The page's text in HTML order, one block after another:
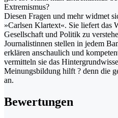
Extremismus?
Diesen Fragen und mehr widmet
»Carlsen Klartext«. Sie liefert das
Gesellschaft und Politik zu
Journalistinnen stellen in jedem
erklären anschaulich und
vermitteln sie das
Meinungsbildung hilft ? denn die
an.
Bewertungen